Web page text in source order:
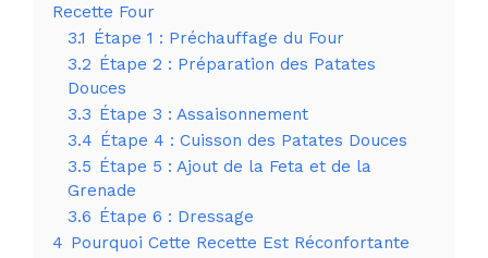
Recette Four
3.1 Étape 1 : Préchauffage du Four
3.2 Étape 2 : Préparation des Patates
Douces
3.3 Étape 3 : Assaisonnement
3.4 Étape 4 : Cuisson des Patates Douces
3.5 Étape 5 : Ajout de la Feta et de la
Grenade
3.6 Étape 6 : Dressage
4 Pourquoi Cette Recette Est Réconfortante